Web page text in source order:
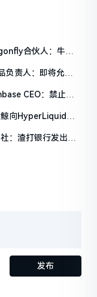
合伙人：牛市
就是最好的案例
负责人：即将允许
加密货币
CEO：禁止向
来说更有利
向HyperLiquid存
SOL
：渣打银行发出警
发布